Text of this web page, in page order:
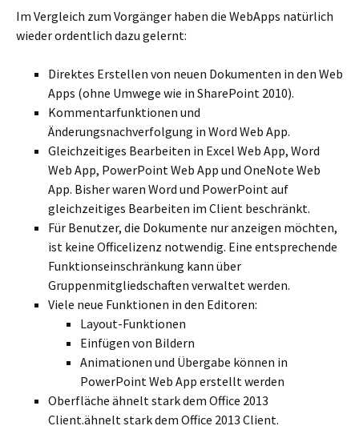
Im Vergleich zum Vorgänger haben die WebApps natürlich
wieder ordentlich dazu gelernt:
Direktes Erstellen von neuen Dokumenten in den Web
Apps (ohne Umwege wie in SharePoint 2010).
Kommentarfunktionen und
Änderungsnachverfolgung in Word Web App.
Gleichzeitiges Bearbeiten in Excel Web App, Word
Web App, PowerPoint Web App und OneNote Web
App. Bisher waren Word und PowerPoint auf
gleichzeitiges Bearbeiten im Client beschränkt.
Für Benutzer, die Dokumente nur anzeigen möchten,
ist keine Officelizenz notwendig. Eine entsprechende
Funktionseinschränkung kann über
Gruppenmitgliedschaften verwaltet werden.
Viele neue Funktionen in den Editoren:
Layout-Funktionen
Einfügen von Bildern
Animationen und Übergabe können in
PowerPoint Web App erstellt werden
Oberfläche ähnelt stark dem Office 2013
Client.ähnelt stark dem Office 2013 Client.